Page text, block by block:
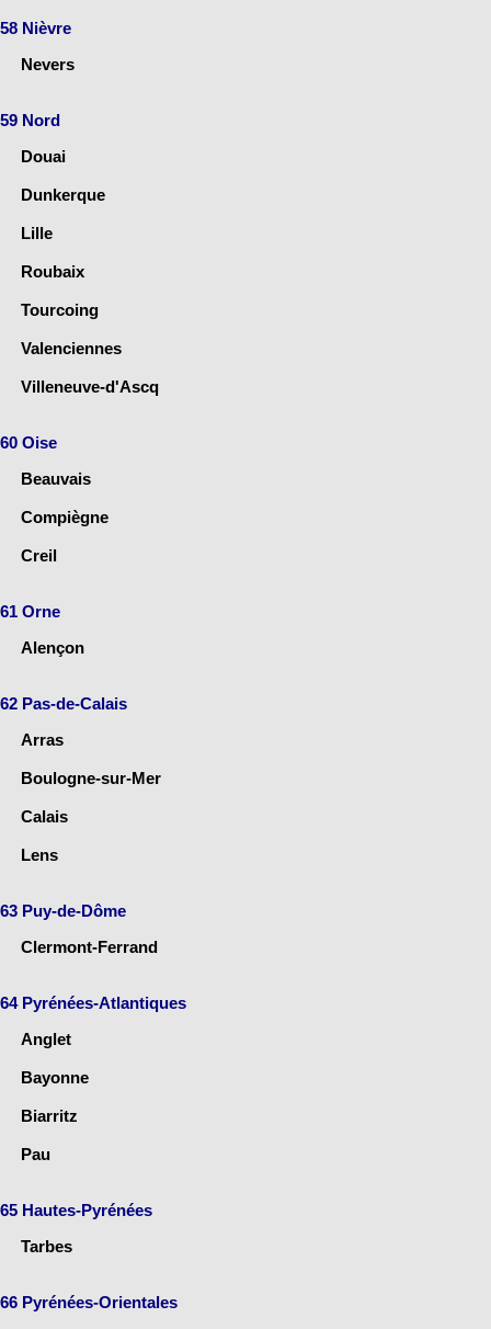
58 Nièvre
Nevers
59 Nord
Douai
Dunkerque
Lille
Roubaix
Tourcoing
Valenciennes
Villeneuve-d'Ascq
60 Oise
Beauvais
Compiègne
Creil
61 Orne
Alençon
62 Pas-de-Calais
Arras
Boulogne-sur-Mer
Calais
Lens
63 Puy-de-Dôme
Clermont-Ferrand
64 Pyrénées-Atlantiques
Anglet
Bayonne
Biarritz
Pau
65 Hautes-Pyrénées
Tarbes
66 Pyrénées-Orientales